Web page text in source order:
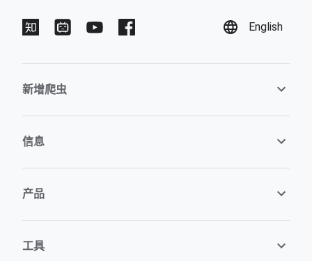
English
新增爬虫
信息
产品
工具